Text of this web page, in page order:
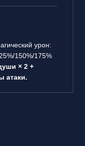
урон:
150%/175%
× 2 +
атаки.